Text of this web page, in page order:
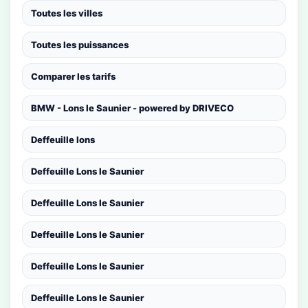
Toutes les villes
Toutes les puissances
Comparer les tarifs
BMW - Lons le Saunier - powered by DRIVECO
Deffeuille lons
Deffeuille Lons le Saunier
Deffeuille Lons le Saunier
Deffeuille Lons le Saunier
Deffeuille Lons le Saunier
Deffeuille Lons le Saunier